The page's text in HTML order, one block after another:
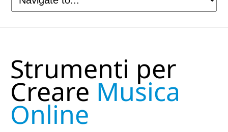
Strumenti per
Creare Musica
Online